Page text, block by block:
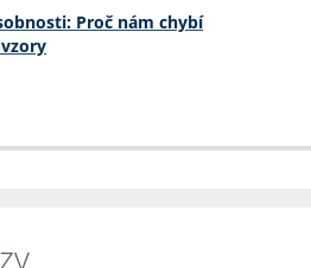
Proč nám chybí